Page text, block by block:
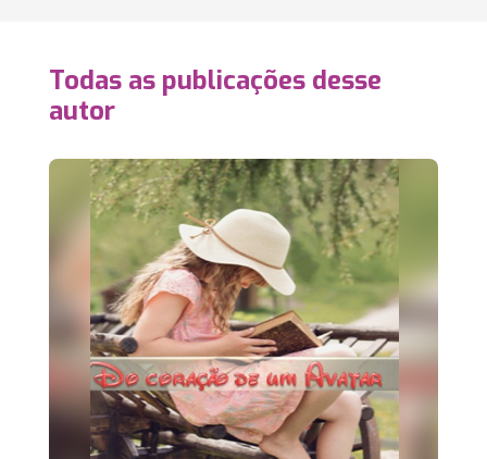
Todas as publicações desse
autor